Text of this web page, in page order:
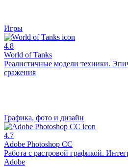
Игры
4.8
World of Tanks
Реалистичные модели техники.
сражения
Графика, фото и дизайн
4.7
Adobe Photoshop CC
Работа с растровой графикой.
Adobe